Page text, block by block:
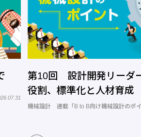
第10回 設計開発リーダ
役割、標準化と人材育成
機械設計 連載「B to B向け機械設計のポイ